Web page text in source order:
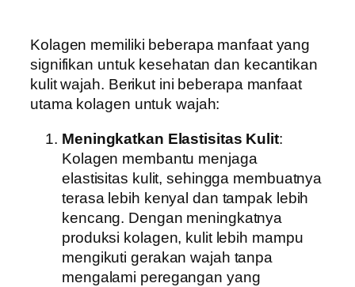
Kolagen memiliki beberapa manfaat yang
signifikan untuk kesehatan dan kecantikan
kulit wajah. Berikut ini beberapa manfaat
utama kolagen untuk wajah:
Meningkatkan Elastisitas Kulit:
Kolagen membantu menjaga
elastisitas kulit, sehingga membuatnya
terasa lebih kenyal dan tampak lebih
kencang. Dengan meningkatnya
produksi kolagen, kulit lebih mampu
mengikuti gerakan wajah tanpa
mengalami peregangan yang